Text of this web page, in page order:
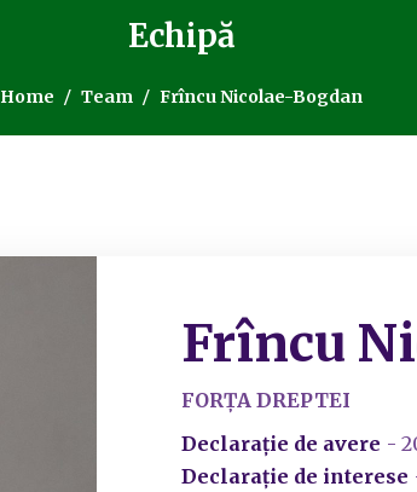
Echipă
Home Team Frîncu Nicolae-Bogdan
Frîncu
FORȚA DREPTEI
Declarație de avere -
Declarație de interese